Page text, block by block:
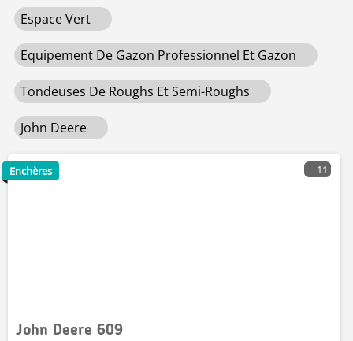
Espace Vert
Equipement De Gazon Professionnel Et Gazon
Tondeuses De Roughs Et Semi-Roughs
John Deere
11
John Deere 609
Enchères